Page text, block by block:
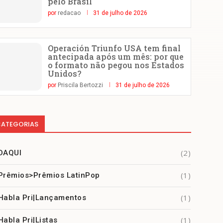
por redacao 31 de julho de 2026
Operación Triunfo USA tem final
antecipada após um mês: por que
o formato não pegou nos Estados
Unidos?
por Priscila Bertozzi 31 de julho de 2026
(2)
LatinPop (1)
Pri|Lançamentos (1)
Pri|Listas (1)